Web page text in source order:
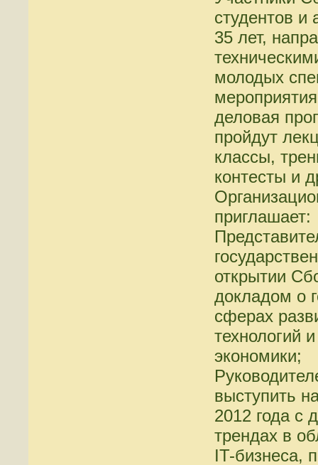
студентов и
35 лет,
молодых
деловая
пройдут
классы,
контесты и
приглашает:
открытии
докладом о
сферах
технологий
экономики;
выступить
2012 года с
трендах в
IT-бизнеса,